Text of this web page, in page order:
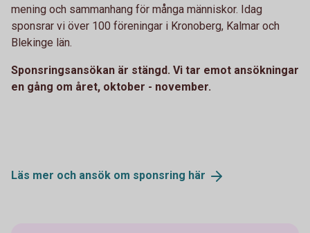
mening och sammanhang för många människor. Idag
sponsrar vi över 100 föreningar i Kronoberg, Kalmar och
Blekinge län.
Sponsringsansökan är stängd. Vi tar emot ansökningar
en gång om året, oktober - november.
Läs mer och ansök om sponsring här